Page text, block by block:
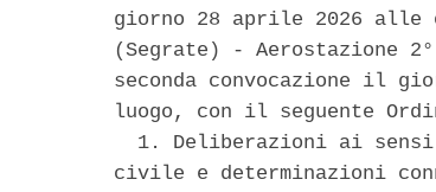
giorno 28 aprile 2026 alle
(Segrate) - Aerostazione
seconda convocazione il
luogo, con il seguente
1. Deliberazioni ai
civile e determinazioni